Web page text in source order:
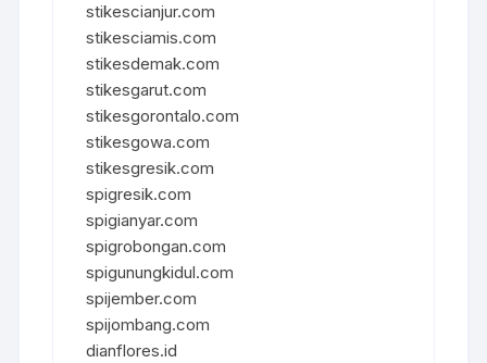
stikescianjur.com
stikesciamis.com
stikesdemak.com
stikesgarut.com
stikesgorontalo.com
stikesgowa.com
stikesgresik.com
spigresik.com
spigianyar.com
spigrobongan.com
spigunungkidul.com
spijember.com
spijombang.com
dianflores.id